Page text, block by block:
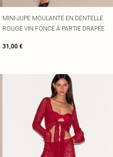
MINI-JUPE MOULANTE EN DENTELLE
ROUGE VIN FONCÉ À PARTIE DRAPÉE
31,00 €